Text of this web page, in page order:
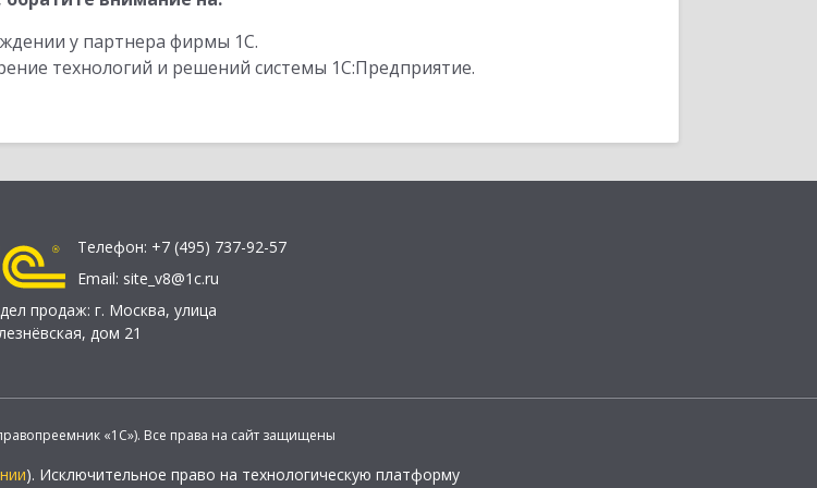
у партнера фирмы 1С.
технологий и решений системы 1С:Предприятие.
Телефон: +7 (495) 737-92-57
Email: site_v8@1c.ru
продаж: г. Москва, улица
дом 21
«1С»). Все права на сайт защищены
). Исключительное право на технологическую платформу